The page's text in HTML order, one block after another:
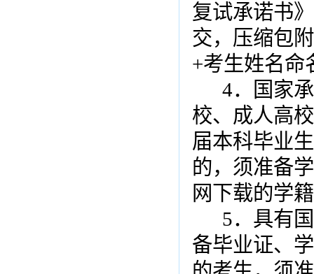
复试承诺书
交，压缩包
+考生姓名命
4．国家
校、成人高
届本科毕业
的，须准备
网下载的学
5．具有
备毕业证、